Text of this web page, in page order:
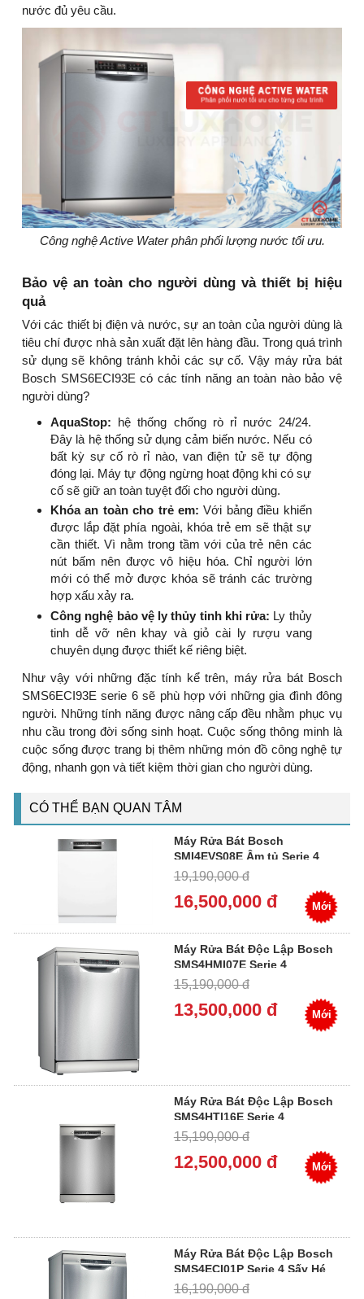
nước đủ yêu cầu.
Công nghệ Active Water phân phối lượng nước tối ưu.
Bảo vệ an toàn cho người dùng và thiết bị hiệu
quả
Với các thiết bị điện và nước, sự an toàn của người dùng là
tiêu chí được nhà sản xuất đặt lên hàng đầu. Trong quá trình
sử dụng sẽ không tránh khỏi các sự cố. Vậy máy rửa bát
Bosch SMS6ECI93E có các tính năng an toàn nào bảo vệ
người dùng?
AquaStop: hệ thống chống rò rỉ nước 24/24.
Đây là hệ thống sử dụng cảm biến nước. Nếu có
bất kỳ sự cố rò rỉ nào, van điện tử sẽ tự động
đóng lại. Máy tự động ngừng hoạt động khi có sự
cố sẽ giữ an toàn tuyệt đối cho người dùng.
Khóa an toàn cho trẻ em: Với bảng điều khiển
được lắp đặt phía ngoài, khóa trẻ em sẽ thật sự
cần thiết. Vì nằm trong tầm với của trẻ nên các
nút bấm nên được vô hiệu hóa. Chỉ người lớn
mới có thể mở được khóa sẽ tránh các trường
hợp xấu xảy ra.
Công nghệ bảo vệ ly thủy tinh khi rửa: Ly thủy
tinh dễ vỡ nên khay và giỏ cài ly rượu vang
chuyên dụng được thiết kế riêng biệt.
Như vậy với những đặc tính kể trên, máy rửa bát Bosch
SMS6ECI93E serie 6 sẽ phù hợp với những gia đình đông
người. Những tính năng được nâng cấp đều nhằm phục vụ
nhu cầu trong đời sống sinh hoạt. Cuộc sống thông minh là
cuộc sống được trang bị thêm những món đồ công nghệ tự
động, nhanh gọn và tiết kiệm thời gian cho người dùng.
CÓ THỂ BẠN QUAN TÂM
Máy Rửa Bát Bosch
SMI4EVS08E Âm tủ Serie 4
Sấy Hé Cửa Tự Động
19,190,000 đ
16,500,000 đ Mới
Máy Rửa Bát Độc Lập Bosch
SMS4HMI07E Serie 4
15,190,000 đ
13,500,000 đ Mới
Máy Rửa Bát Độc Lập Bosch
SMS4HTI16E Serie 4
15,190,000 đ
12,500,000 đ Mới
Máy Rửa Bát Độc Lập Bosch
SMS4ECI01P Serie 4 Sấy Hé
Cửa
16,190,000 đ